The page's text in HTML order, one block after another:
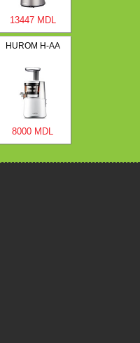
13447 MDL
HUROM H-AA
8000 MDL